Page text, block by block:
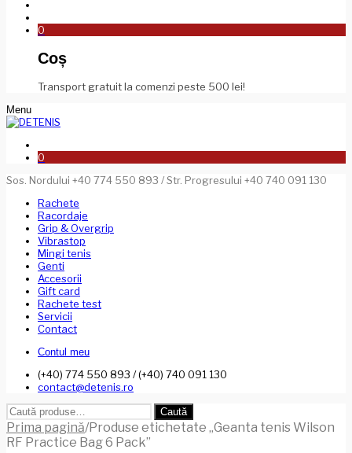
0
Coș
Transport gratuit la comenzi peste 500 lei!
Menu
0
Sos. Nordului +40 774 550 893 / Str. Progresului +40 740 091 130
Rachete
Racordaje
Grip & Overgrip
Vibrastop
Mingi tenis
Genti
Accesorii
Gift card
Rachete test
Servicii
Contact
Contul meu
(+40) 774 550 893 / (+40) 740 091 130
contact@detenis.ro
Caută
după:
Caută
Prima pagină/Produse etichetate „Geanta tenis Wilson
RF Practice Bag 6 Pack”